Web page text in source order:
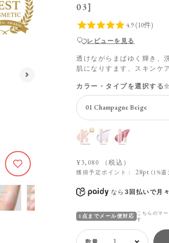
314
03］
レビューを見る
透けながらまばゆく輝き、
肌になりすます、スキンケ
カラー・タイプを選択する
¥3,080 （税込）
獲得予定ポイント： 28pt (1%
なら 3回払いで月
1点までメール便対応 こちらのマ
す